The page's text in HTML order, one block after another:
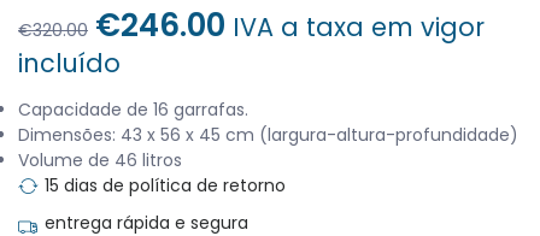
€320.00 O
preço
original
era:
€320.00.
€246.00 O
é:
€246.00.
IVA a taxa em vigor
incluído
Capacidade de 16 garrafas.
Dimensões: 43 x 56 x 45 cm (largura-altura-profundidade)
Volume de 46 litros
15 dias de política de retorno
entrega rápida e segura